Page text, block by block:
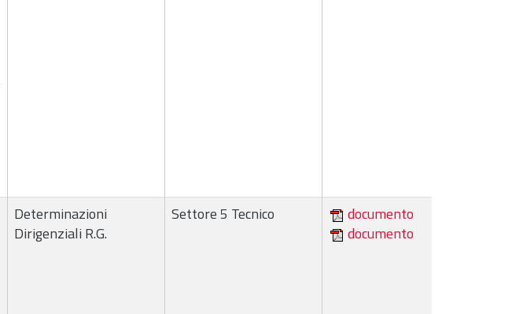
Determinazioni
Dirigenziali R.G.
Settore 5 Tecnico
documento
documento